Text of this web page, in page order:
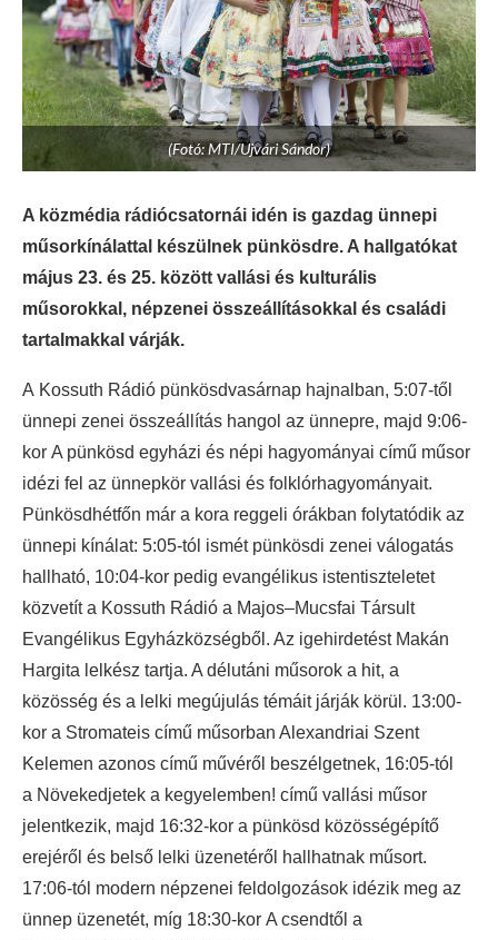
(Fotó: MTI/Ujvári Sándor)
A közmédia rádiócsatornái idén is gazdag ünnepi
műsorkínálattal készülnek pünkösdre. A hallgatókat
május 23. és 25. között vallási és kulturális
műsorokkal, népzenei összeállításokkal és családi
tartalmakkal várják.
A Kossuth Rádió pünkösdvasárnap hajnalban, 5:07-től
ünnepi zenei összeállítás hangol az ünnepre, majd 9:06-
kor A pünkösd egyházi és népi hagyományai című műsor
idézi fel az ünnepkör vallási és folklórhagyományait.
Pünkösdhétfőn már a kora reggeli órákban folytatódik az
ünnepi kínálat: 5:05-tól ismét pünkösdi zenei válogatás
hallható, 10:04-kor pedig evangélikus istentiszteletet
közvetít a Kossuth Rádió a Majos–Mucsfai Társult
Evangélikus Egyházközségből. Az igehirdetést Makán
Hargita lelkész tartja. A délutáni műsorok a hit, a
közösség és a lelki megújulás témáit járják körül. 13:00-
kor a Stromateis című műsorban Alexandriai Szent
Kelemen azonos című művéről beszélgetnek, 16:05-tól
a Növekedjetek a kegyelemben! című vallási műsor
jelentkezik, majd 16:32-kor a pünkösd közösségépítő
erejéről és belső lelki üzenetéről hallhatnak műsort.
17:06-tól modern népzenei feldolgozások idézik meg az
ünnep üzenetét, míg 18:30-kor A csendtől a